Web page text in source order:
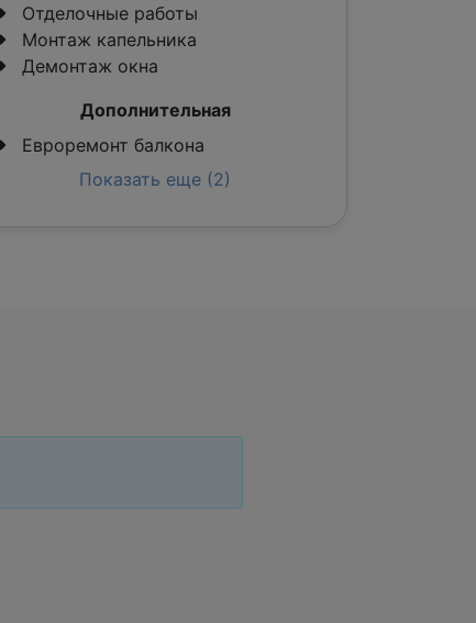
Отделочные работы
Монтаж капельника
Демонтаж окна
Дополнительная
Евроремонт балкона
Показать еще (2)